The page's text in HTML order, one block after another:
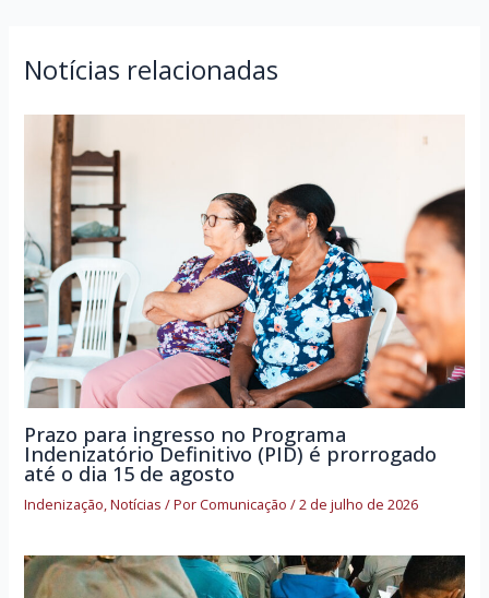
Notícias relacionadas
Prazo para ingresso no Programa
Indenizatório Definitivo (PID) é prorrogado
até o dia 15 de agosto
Indenização,Notícias / PorComunicação/2 de julho de 2026